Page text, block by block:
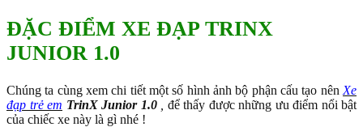
ĐẶC ĐIỂM XE ĐẠP TRINX
JUNIOR 1.0
Chúng ta cùng xem chi tiết một số hình ảnh bộ phận cấu tạo nên Xe
đạp trẻ em TrinX Junior 1.0
để thấy được những ưu điểm nổi bật
của chiếc xe này là gì nhé !